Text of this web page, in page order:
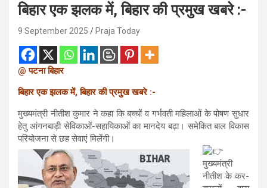
बिहार एक झलक में, बिहार की प्रमुख खबरे :-
9 September 2025 Praja Today
@पटना बिहार
बिहार एक झलक में, बिहार की प्रमुख खबरे :-
मुख्यमंत्री नीतीश कुमार ने कहा कि बच्चों व गर्भवती महिलाओं के पोषण सुधार
हेतु आंगनबाड़ी सेविकाओं-सहायिकाओं का मानदेय बढ़ा। समेकित बाल विकास
परियोजना से छह सेवाएं मिलेंगी।
मुख्यमंत्री
नीतीश के कर-